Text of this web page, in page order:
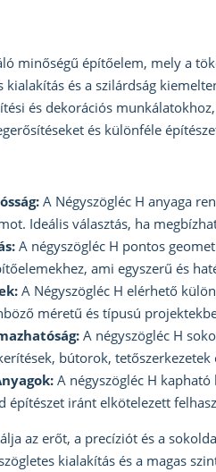
minőségű építőelem, mely a
kialakítás és a szilárdság
és dekorációs
és különféle
A Négyszögléc H anyaga
Ideális választás, ha
A négyszögléc H pontos
ami egyszerű és
A Négyszögléc H elérhető
méretű és típusú
A négyszögléc H
bútorok,
A négyszögléc H
építészet iránt elkötelezett
az erőt, a precíziót és a
kialakítás és a magas